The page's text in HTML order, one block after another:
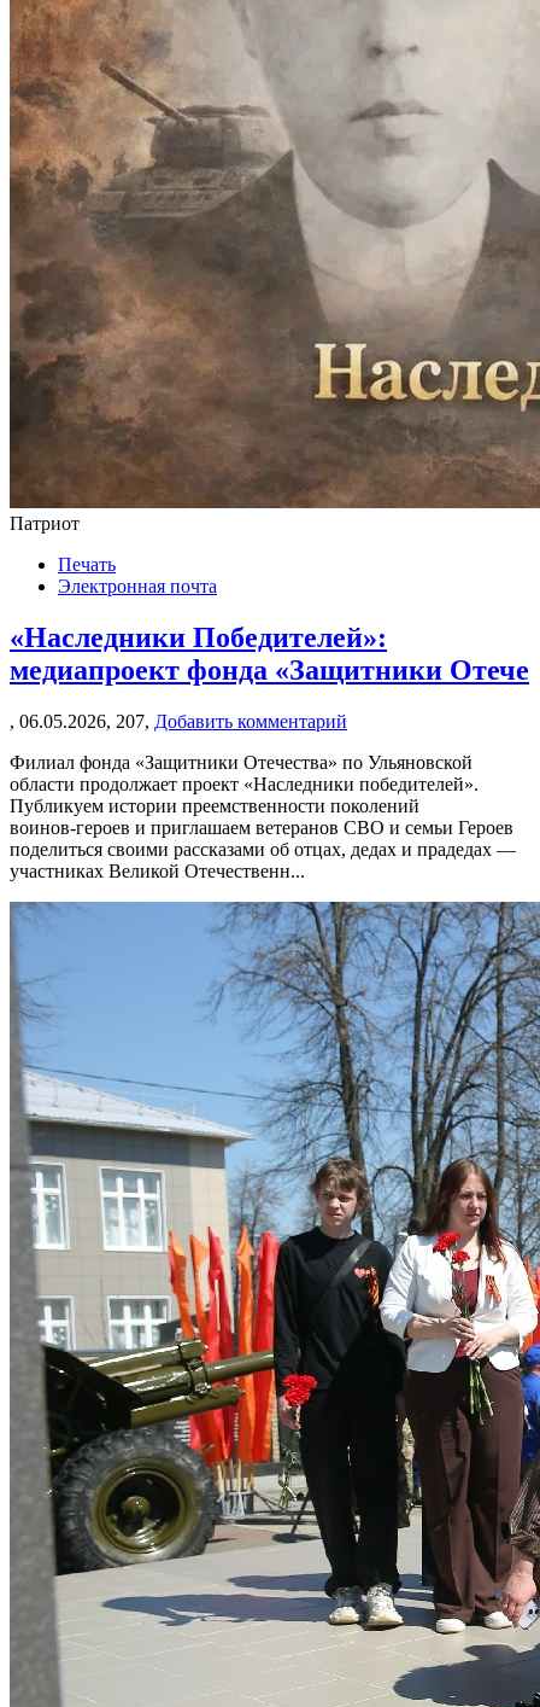
Патриот
Печать
Электронная почта
«Наследники Победителей»:
медиапроект фонда «Защитники Отече
, 06.05.2026, 207, Добавить комментарий
Филиал фонда «Защитники Отечества» по Ульяновской
области продолжает проект «Наследники победителей».
Публикуем истории преемственности поколений
воинов‑героев и приглашаем ветеранов СВО и семьи Героев
поделиться своими рассказами об отцах, дедах и прадедах —
участниках Великой Отечественн...